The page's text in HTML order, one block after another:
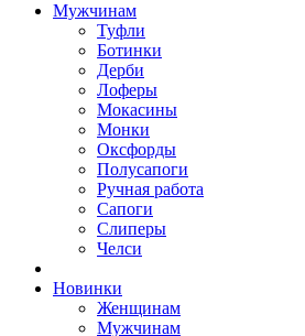
Мужчинам
Туфли
Ботинки
Дерби
Лоферы
Мокасины
Монки
Оксфорды
Полусапоги
Ручная работа
Сапоги
Слиперы
Челси
Новинки
Женщинам
Мужчинам